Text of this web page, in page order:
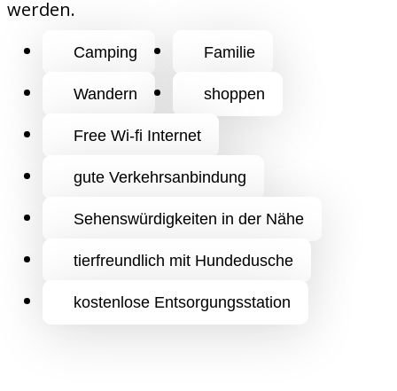
werden.
Camping Familie
Wandern shoppen
Free Wi-fi Internet
gute Verkehrsanbindung
Sehenswürdigkeiten in der Nähe
tierfreundlich mit Hundedusche
kostenlose Entsorgungsstation